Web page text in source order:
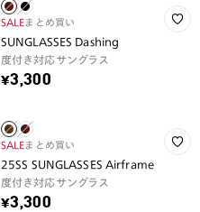
SALEまとめ買い
SUNGLASSES Dashing
度付き対応サングラス
¥3,300
SALEまとめ買い
25SS SUNGLASSES Airframe
度付き対応サングラス
¥3,300